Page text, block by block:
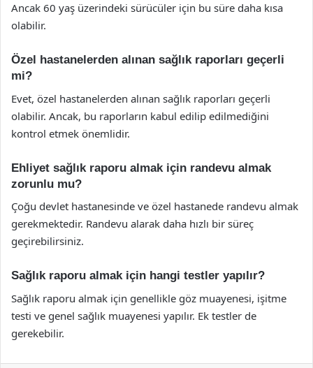
Ancak 60 yaş üzerindeki sürücüler için bu süre daha kısa
olabilir.
Özel hastanelerden alınan sağlık raporları geçerli
mi?
Evet, özel hastanelerden alınan sağlık raporları geçerli
olabilir. Ancak, bu raporların kabul edilip edilmediğini
kontrol etmek önemlidir.
Ehliyet sağlık raporu almak için randevu almak
zorunlu mu?
Çoğu devlet hastanesinde ve özel hastanede randevu almak
gerekmektedir. Randevu alarak daha hızlı bir süreç
geçirebilirsiniz.
Sağlık raporu almak için hangi testler yapılır?
Sağlık raporu almak için genellikle göz muayenesi, işitme
testi ve genel sağlık muayenesi yapılır. Ek testler de
gerekebilir.